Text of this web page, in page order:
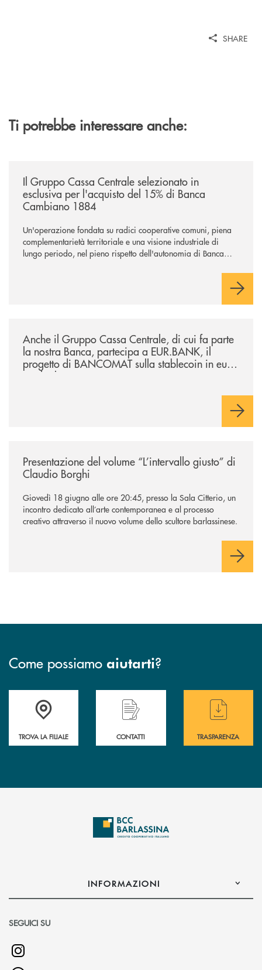
SHARE
Ti potrebbe interessare anche:
Il Gruppo Cassa Centrale selezionato in
esclusiva per l'acquisto del 15% di Banca
Cambiano 1884
Un'operazione fondata su radici cooperative comuni, piena
complementarietà territoriale e una visione industriale di
lungo periodo, nel pieno rispetto dell'autonomia di Banca
negoziazione esclusiva per la finalizzazione dell’operazione.
Anche il Gruppo Cassa Centrale, di cui fa parte
la nostra Banca, partecipa a EUR.BANK, il
progetto di BANCOMAT sulla stablecoin in euro
e sul relativo ecosistema
Presentazione del volume “L’intervallo giusto” di
Claudio Borghi
Giovedì 18 giugno alle ore 20:45, presso la Sala Citterio, un
incontro dedicato all’arte contemporanea e al processo
creativo attraverso il nuovo volume dello scultore barlassinese.
Come possiamo aiutarti?
Accedi all' elenco completo delle filiali di BCC Barlassina.
TROVA LA FILIALE
Hai bisogno di assistenza immediata ?
CONTATTI
Hai bisogno di
TRASPARENZA
INFORMAZIONI
SEGUICI SU